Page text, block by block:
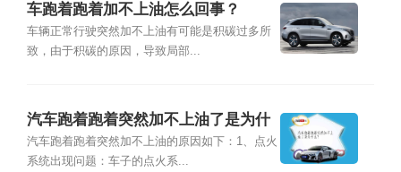
车跑着跑着加不上油怎么回事？
车辆正常行驶突然加不上油有可能是积碳过多所
致，由于积碳的原因，导致局部...
汽车跑着跑着突然加不上油了是为什
么？
汽车跑着跑着突然加不上油的原因如下：1、点火
系统出现问题：车子的点火系...